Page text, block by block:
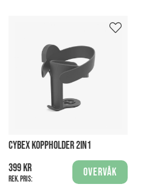
CYBEX KOPPHOLDER 2IN1
399 kr
Rek. pris:
Overvåk